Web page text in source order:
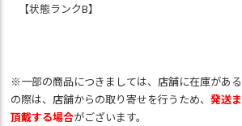
【状態ランクB】
※一部の商品につきましては、店舗に在庫があ
の際は、店舗からの取り寄せを行うため、発送
頂戴する場合がございます。